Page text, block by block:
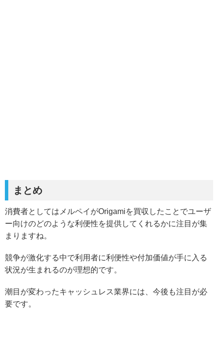
まとめ
消費者としてはメルペイがOrigamiを買収したことでユーザ
ー向けのどのような利便性を提供してくれるかに注目が集
まりますね。
競争が激化する中で利用者に利便性や付加価値が手に入る
状況が生まれるのが理想的です。
潮目が変わったキャッシュレス業界には、今後も注目が必
要です。